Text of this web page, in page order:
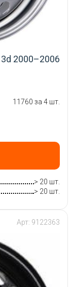
3d 2000–2006
11760 за 4 шт.
> 20 шт.
> 20 шт.
Арт: 9122363